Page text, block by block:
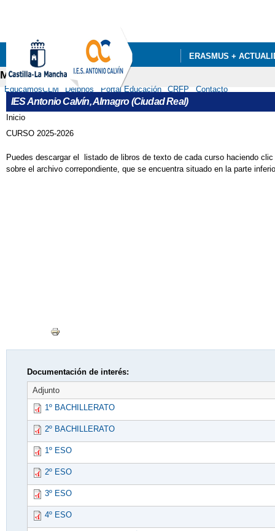
ERASMUS +
Menú secundario
EducamosCLM Delphos Portal Educación CRFP Contacto
IES Antonio Calvín, Almagro (Ciudad Real)
Se encuentra usted aquí
Inicio
CURSO 2025-2026
Puedes descargar el listado de libros de texto de cada curso haciendo clic
sobre el archivo correpondiente, que se encuentra situado en la parte
Documentación de interés:
Adjunto
1º BACHILLERATO
2º BACHILLERATO
1º ESO
2º ESO
3º ESO
4º ESO